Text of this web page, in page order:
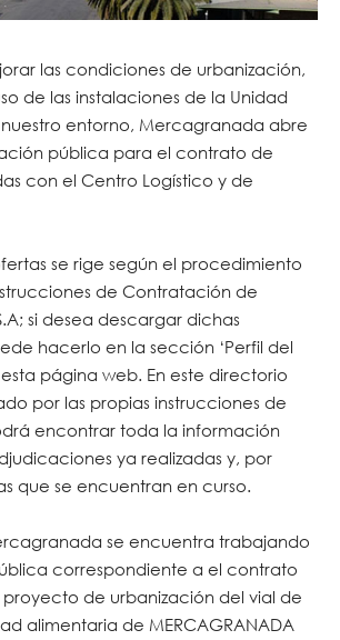
las condiciones de urbanización,
de las instalaciones de la Unidad
entorno, Mercagranada abre
pública para el contrato de
con el Centro Logístico y de
se rige según el procedimiento
de Contratación de
si desea descargar dichas
hacerlo en la sección ‘Perfil del
página web. En este directorio
por las propias instrucciones de
encontrar toda la información
ya realizadas y, por
que se encuentran en curso.
se encuentra trabajando
correspondiente a el contrato
de urbanización del vial de
alimentaria de MERCAGRANADA